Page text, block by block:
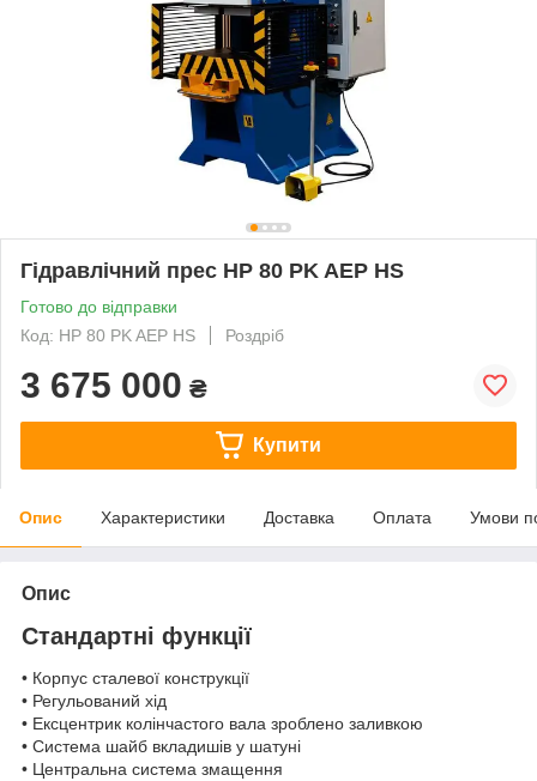
Гідравлічний прес HP 80 PK AEP HS
Готово до відправки
Код: HP 80 PK AEP HS
Роздріб
3 675 000 ₴
Купити
Опис Характеристики Доставка Оплата Умови
Опис
Стандартні функції
• Корпус сталевої конструкції
• Регульований хід
• Ексцентрик колінчастого вала зроблено заливкою
• Система шайб вкладишів у шатуні
• Центральна система змащення